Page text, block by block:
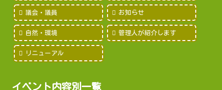
議会・議員 お知らせ
自然・環境 管理人が紹介します
リニューアル
イベント内容別一覧